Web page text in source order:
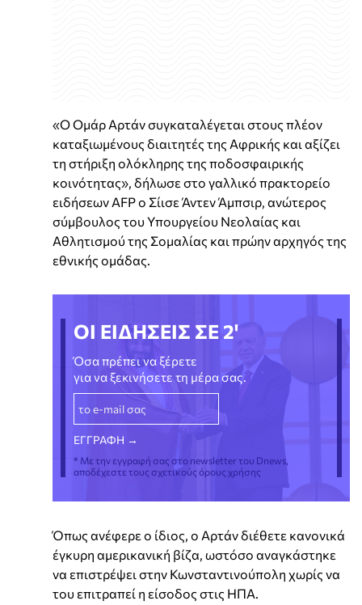
«Ο Ομάρ Αρτάν συγκαταλέγεται στους πλέον
καταξιωμένους διαιτητές της Αφρικής και αξίζει
τη στήριξη ολόκληρης της ποδοσφαιρικής
κοινότητας», δήλωσε στο γαλλικό πρακτορείο
ειδήσεων AFP ο Σίισε Άντεν Άμπσιρ, ανώτερος
σύμβουλος του Υπουργείου Νεολαίας και
Αθλητισμού της Σομαλίας και πρώην αρχηγός της
εθνικής ομάδας.
ΟΙ ΕΙΔΗΣΕΙΣ ΣΕ 2'
Όσα πρέπει να ξέρετε
για να ξεκινήσετε τη μέρα σας.
* Με την εγγραφή σας στο newsletter του Dnews,
αποδέχεστε τους σχετικούς όρους χρήσης
Όπως ανέφερε ο ίδιος, ο Αρτάν διέθετε κανονικά
έγκυρη αμερικανική βίζα, ωστόσο αναγκάστηκε
να επιστρέψει στην Κωνσταντινούπολη χωρίς να
του επιτραπεί η είσοδος στις ΗΠΑ.